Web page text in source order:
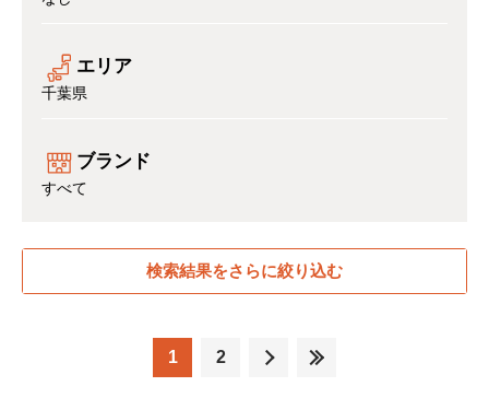
エリア
千葉県
ブランド
すべて
検索結果をさらに絞り込む
1 2